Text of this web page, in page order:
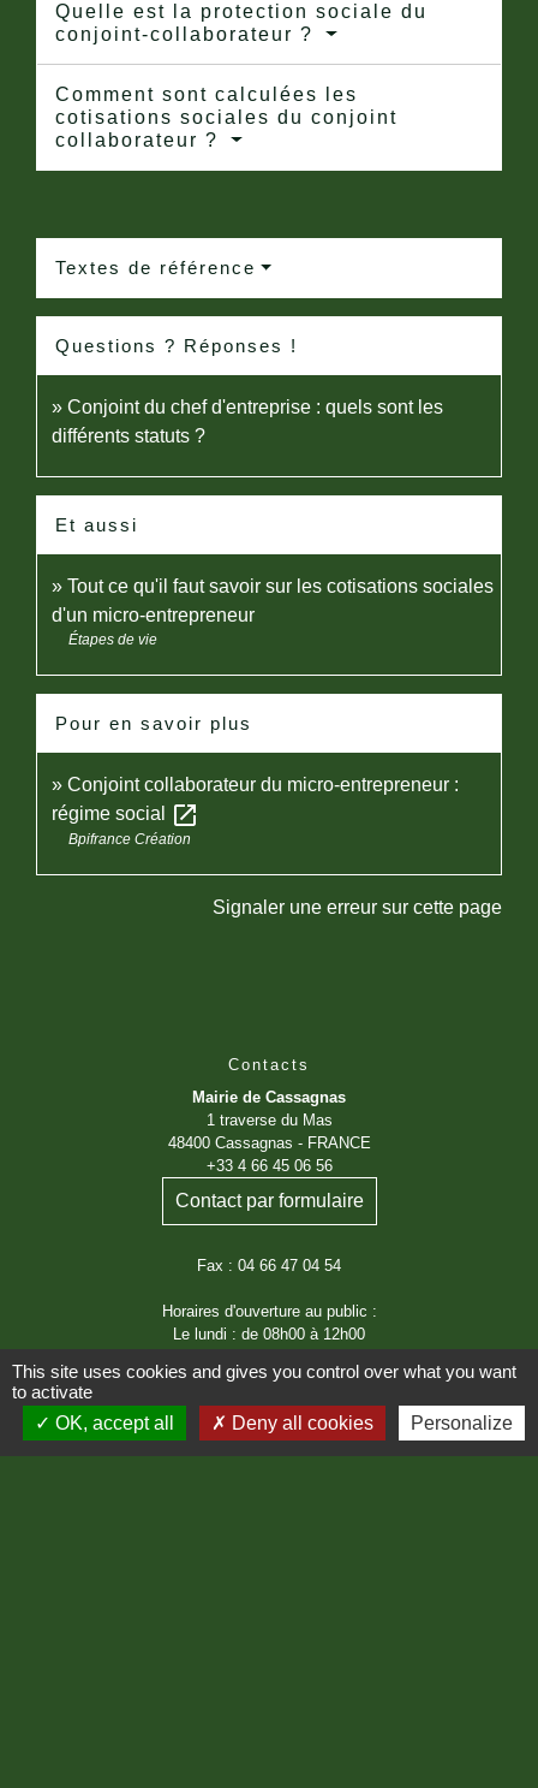
Quelle est la protection sociale du
conjoint-collaborateur ?
Comment sont calculées les
cotisations sociales du conjoint
collaborateur ?
Textes de référence
Questions ? Réponses !
Conjoint du chef d'entreprise : quels sont les
différents statuts ?
Et aussi
Tout ce qu'il faut savoir sur les cotisations sociales
d'un micro-entrepreneur
Étapes de vie
Pour en savoir plus
Conjoint collaborateur du micro-entrepreneur :
régime social
open_in_new
Bpifrance Création
Signaler une erreur sur cette page
Contacts
Mairie de Cassagnas
1 traverse du Mas
48400 Cassagnas - FRANCE
+33 4 66 45 06 56
Contact par formulaire
Fax : 04 66 47 04 54
Horaires d'ouverture au public :
Le lundi : de 08h00 à 12h00
This site uses cookies and gives you control over what you want
to activate
OK, accept all
Deny all cookies Personalize